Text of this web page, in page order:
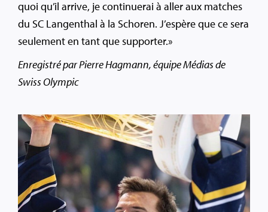
quoi qu’il arrive, je continuerai à aller aux matches
du SC Langenthal à la Schoren. J’espère que ce sera
seulement en tant que supporter.»
Enregistré par Pierre Hagmann, équipe Médias de
Swiss Olympic